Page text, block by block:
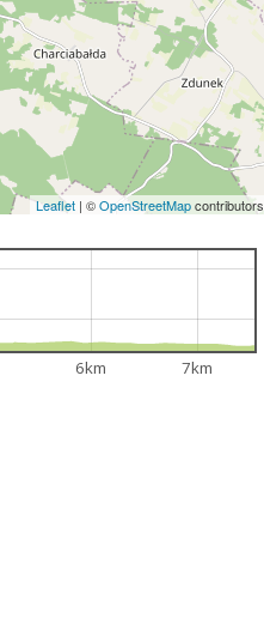
Leaflet | ©OpenStreetMapcontributors
6km 7km